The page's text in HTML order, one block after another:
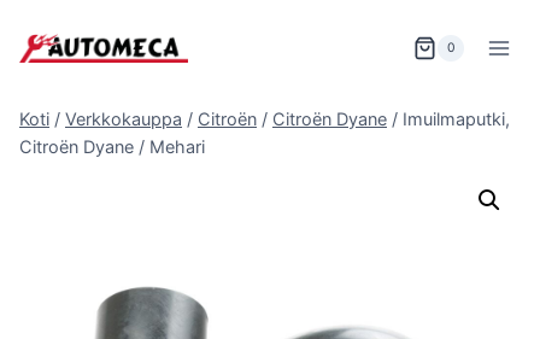
sisältöön
0
Koti / Verkkokauppa / Citroën / Citroën Dyane / Imuilmaputki,
Citroën Dyane / Mehari